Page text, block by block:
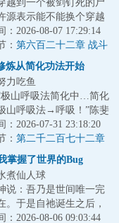
越到一个被剑钉死的尸
源表示能不能换个穿越
则自己一附身就又又又
对这位...
：2026-08-07 17:29:14
： 第六百二十二章 战斗
局！
炼从简化功法开始
力吃鱼
极山呼吸法简化中…简化
山呼吸法→呼吸！”陈斐
口气。“极山呼吸法经验
：2026-07-31 23:18:20
： 第二千二百七十二章
掌握了世界的Bug
煮仙人球
说：吾乃是世间唯一完
。于是自祂诞生之后，
无瑕的世界，出现了瑕
：2026-08-06 09:03:44